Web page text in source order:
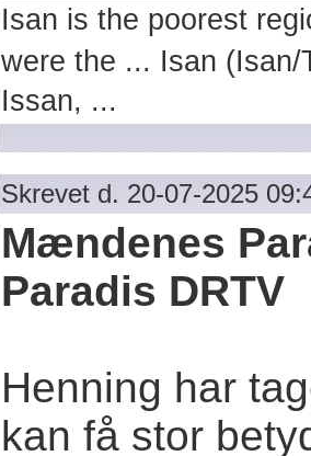
Isan is the poorest
were the ... Isan
Issan, ...
Skrevet d. 20-07-2025
Mændenes
Paradis DRTV
Henning har
kan få stor